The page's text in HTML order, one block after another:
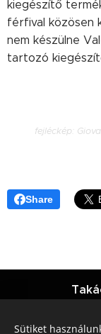
kiegészítő
férfival közösen
nem készülne
tartozó
fejléckép:
Share
Sütiket